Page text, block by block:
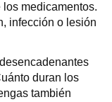
medicamentos.
infección o lesión
duran los
también